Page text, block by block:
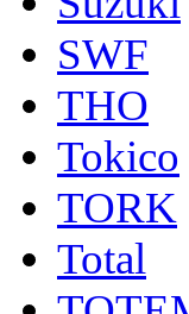
SWF
THO
Tokico
TORK
Total